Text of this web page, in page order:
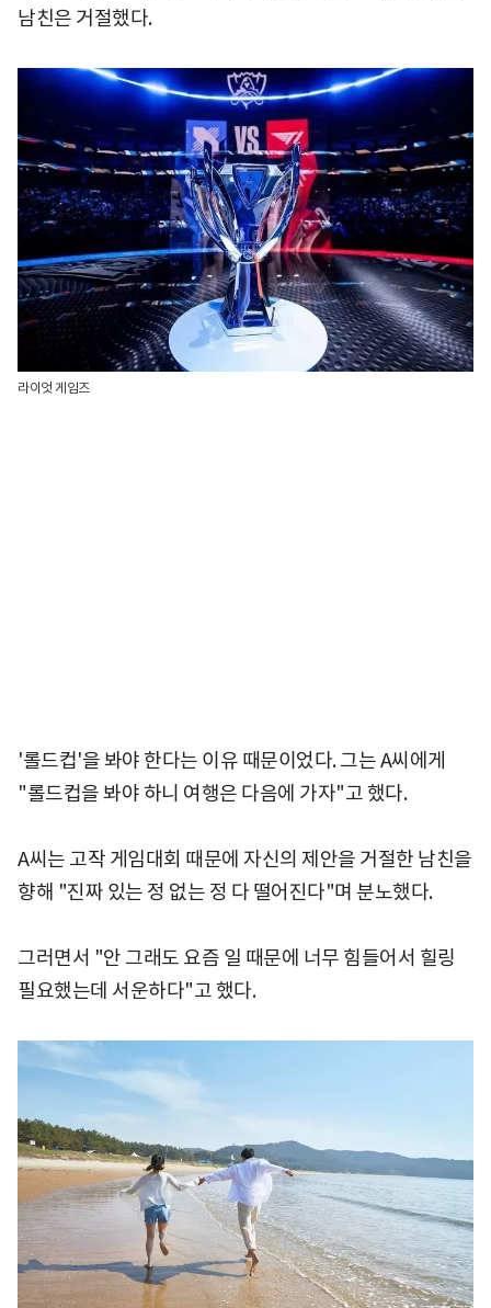
남친은 거절했다.
라이엇 게임즈
'롤드컵'을 봐야 한다는 이유 때문이었다. 그는 A씨에게
"롤드컵을 봐야 하니 여행은 다음에 가자"고 했다.
A씨는 고작 게임대회 때문에 자신의 제안을 거절한 남친을
향해 "진짜 있는 정 없는 정 다 떨어진다"며 분노했다.
그러면서 "안 그래도 요즘 일 때문에 너무 힘들어서 힐링
필요했는데 서운하다"고 했다.